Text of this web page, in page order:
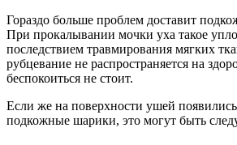
Гораздо больше проблем доставит
При прокалывании мочки уха такое
последствием травмирования мягких
рубцевание не распространяется на
беспокоиться не стоит.
Если же на поверхности ушей
подкожные шарики, это могут быть